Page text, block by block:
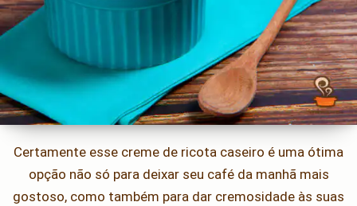
Certamente esse creme de ricota caseiro é uma ótima
opção não só para deixar seu café da manhã mais
gostoso, como também para dar cremosidade às suas